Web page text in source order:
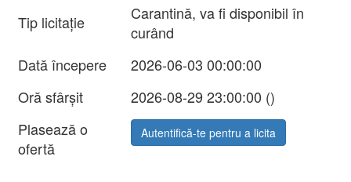
Tip licitație
Carantină, va fi disponibil în
curând
Dată începere
2026-06-03 00:00:00
Oră sfârșit
2026-08-29 23:00:00 ()
Plasează o
ofertă
Autentifică-te pentru a licita